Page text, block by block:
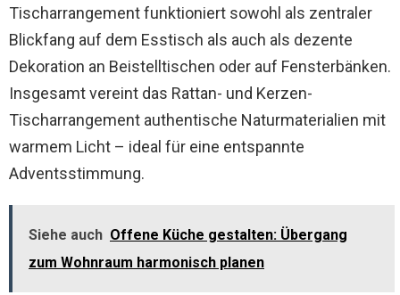
Tischarrangement funktioniert sowohl als zentraler
Blickfang auf dem Esstisch als auch als dezente
Dekoration an Beistelltischen oder auf Fensterbänken.
Insgesamt vereint das Rattan- und Kerzen-
Tischarrangement authentische Naturmaterialien mit
warmem Licht – ideal für eine entspannte
Adventsstimmung.
Siehe auch Offene Küche gestalten: Übergang
zum Wohnraum harmonisch planen